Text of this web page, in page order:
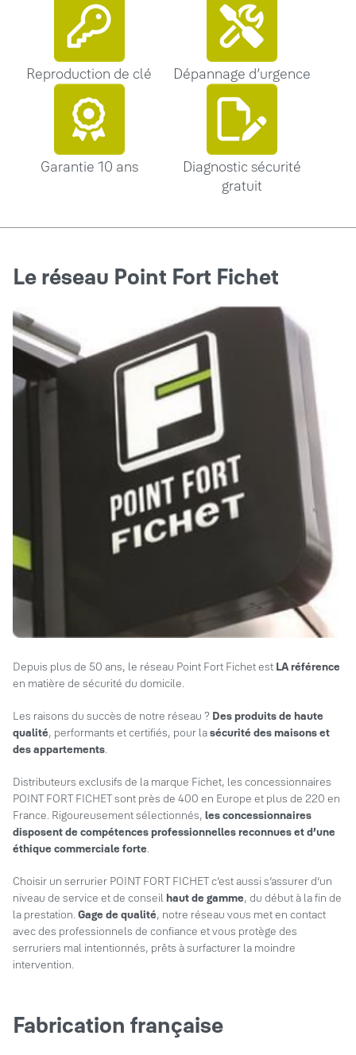
Reproduction de clé Dépannage d’urgence
Garantie 10 ans
Diagnostic sécurité
gratuit
Le réseau Point Fort Fichet
Depuis plus de 50 ans, le réseau Point Fort Fichet est LA référence
en matière de sécurité du domicile.
Les raisons du succès de notre réseau ? Des produits de haute
qualité, performants et certifiés, pour lasécurité des maisons et
des appartements
Distributeurs exclusifs de la marque Fichet, les concessionnaires
POINT FORT FICHET sont près de 400 en Europe et plus de 220 en
France. Rigoureusement sélectionnés, les concessionnaires
disposent de compétences professionnelles reconnues et d’une
éthique commerciale forte
Choisir un serrurier POINT FORT FICHET c’est aussi s’assurer d’un
niveau de service et de conseil haut de gamme, du début à la fin de
la prestation. Gage de qualité, notre réseau vous met en contact
avec des professionnels de confiance et vous protège des
serruriers mal intentionnés, prêts à surfacturer la moindre
intervention.
Fabrication française